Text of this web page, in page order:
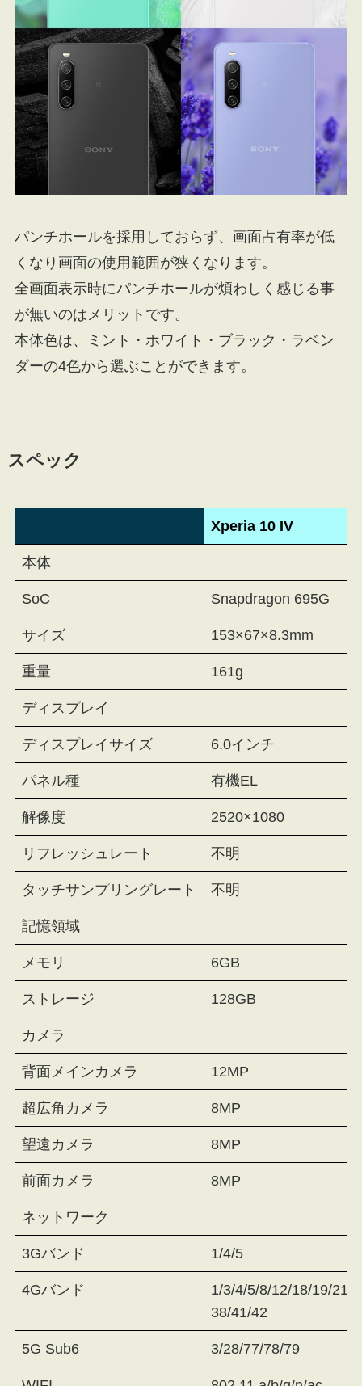
パンチホールを採用しておらず、画面占有率が低
くなり画面の使用範囲が狭くなります。
全画面表示時にパンチホールが煩わしく感じる事
が無いのはメリットです。
本体色は、ミント・ホワイト・ブラック・ラベン
ダーの4色から選ぶことができます。
スペック
Xperia 10 IV
本体
SoC Snapdragon 695G
サイズ 153×67×8.3mm
重量 161g
ディスプレイ
ディスプレイサイズ 6.0インチ
パネル種 有機EL
解像度 2520×1080
リフレッシュレート 不明
タッチサンプリングレート 不明
記憶領域
メモリ 6GB
ストレージ 128GB
カメラ
背面メインカメラ 12MP
超広角カメラ 8MP
望遠カメラ 8MP
前面カメラ 8MP
ネットワーク
3Gバンド 1/4/5
4Gバンド
1/3/4/5/8/12/18/19/21/
38/41/42
5G Sub6 3/28/77/78/79